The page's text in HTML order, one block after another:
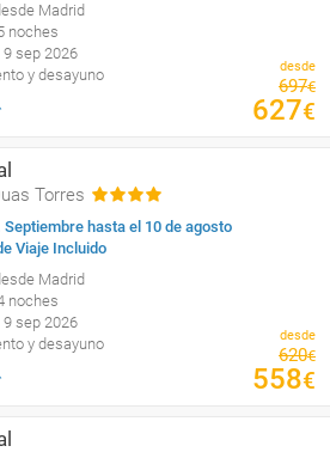
Madrid
noches
9 sep 2026
y desayuno
desde
697€
627€
Torres
Septiembre hasta el 10 de agosto
Viaje Incluido
Madrid
noches
9 sep 2026
y desayuno
desde
620€
558€